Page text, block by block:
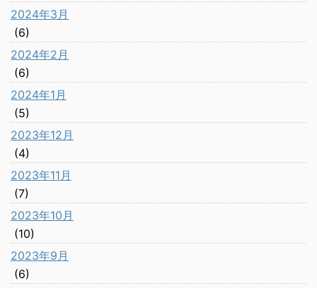
2024年3月
(6)
2024年2月
(6)
2024年1月
(5)
2023年12月
(4)
2023年11月
(7)
2023年10月
(10)
2023年9月
(6)